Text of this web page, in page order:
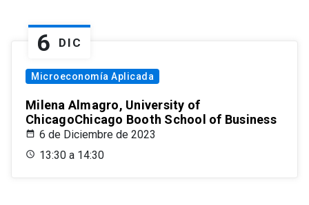
6 DIC
Microeconomía Aplicada
Milena Almagro, University of
ChicagoChicago Booth School of Business
6 de Diciembre de 2023
13:30 a 14:30